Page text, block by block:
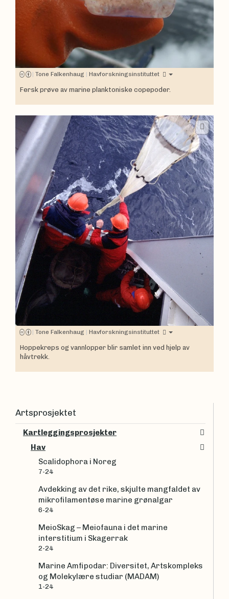
| Tone Falkenhaug | Havforskningsinstituttet
Fersk prøve av marine planktoniske copepoder.
| Tone Falkenhaug | Havforskningsinstituttet
Hoppekreps og vannlopper blir samlet inn ved hjelp av
håvtrekk.
Artsprosjektet
Kartleggingsprosjekter
Hav
Scalidophora i Noreg
7-24
Avdekking av det rike, skjulte mangfaldet av
mikrofilamentøse marine grønalgar
6-24
MeioSkag – Meiofauna i det marine
interstitium i Skagerrak
2-24
Marine Amfipodar: Diversitet, Artskompleks
og Molekylære studiar (MADAM)
1-24